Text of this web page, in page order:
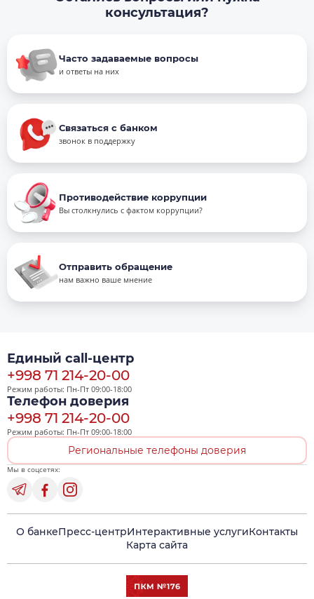
консультация?
Часто задаваемые вопросы
и ответы на них
Связаться с банком
звонок в поддержку
Противодействие коррупции
Вы столкнулись с фактом коррупции?
Отправить обращение
нам важно ваше мнение
Единый call-центр
+998 71 214-20-00
Режим работы: Пн-Пт 09:00-18:00
Телефон доверия
+998 71 214-20-00
Режим работы: Пн-Пт 09:00-18:00
Региональные телефоны доверия
Мы в соцсетях:
О банкеПресс-центрИнтерактивные услугиКонтакты
Карта сайта